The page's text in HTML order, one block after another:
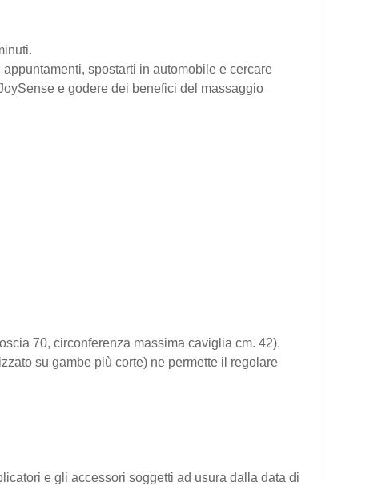
spostarti in automobile e cercare
e godere dei benefici del massaggio
70, circonferenza massima caviglia cm. 42).
su gambe più corte) ne permette il regolare
e gli accessori soggetti ad usura dalla data di